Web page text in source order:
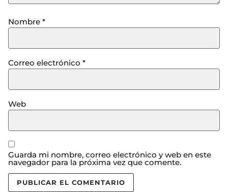
Nombre *
Correo electrónico *
Web
Guarda mi nombre, correo electrónico y web en este
navegador para la próxima vez que comente.